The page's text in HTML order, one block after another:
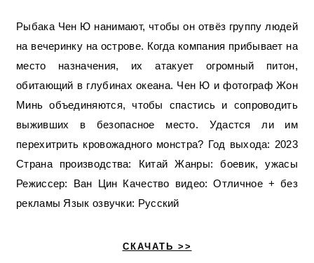
Рыбака Чен Ю нанимают, чтобы он отвёз группу людей
на вечеринку на острове. Когда компания прибывает на
место назначения, их атакует огромный питон,
обитающий в глубинах океана. Чен Ю и фотограф Жон
Минь объединяются, чтобы спастись и сопроводить
выживших в безопасное место. Удастся ли им
перехитрить кровожадного монстра? Год выхода: 2023
Страна производства: Китай Жанры: боевик, ужасы
Режиссер: Ван Цин Качество видео: Отличное + без
рекламы Язык озвучки: Русский
СКАЧАТЬ >>